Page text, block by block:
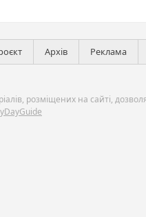
Архів Реклама
розміщених на сайті,